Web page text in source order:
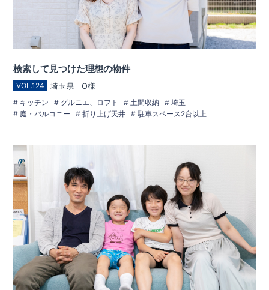
検索して見つけた理想の物件
VOL.124 埼玉県 O様
キッチン グルニエ、ロフト 土間収納
埼玉
庭・バルコニー
折り上げ天井 駐車スペース2台以上